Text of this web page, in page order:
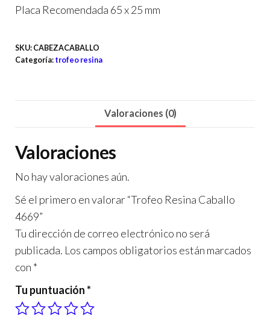
Placa Recomendada 65 x 25 mm
SKU: CABEZACABALLO
Categoría: trofeo resina
Valoraciones (0)
Valoraciones
No hay valoraciones aún.
Sé el primero en valorar “Trofeo Resina Caballo
4669”
Tu dirección de correo electrónico no será
publicada. Los campos obligatorios están marcados
con *
Tu puntuación*